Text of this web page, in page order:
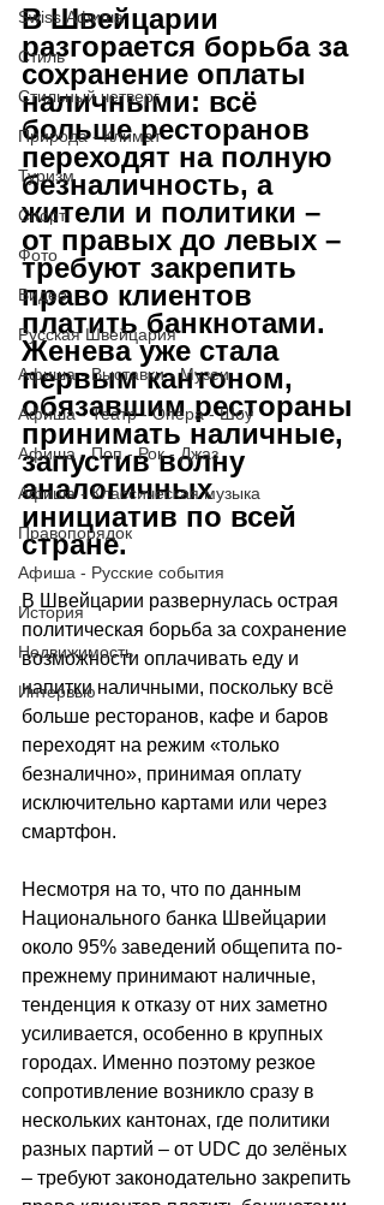
Swiss Афиша
Стиль
Стильный четверг
Природа - Климат
Туризм
Спорт
Фото
Видео
Русская Швейцария
Афиша - Выставки - Музеи
Афиша - Театр - Опера - Шоу
Афиша - Поп - Рок - Джаз
Афиша - Классическая музыка
Правопорядок
Афиша - Русские события
История
Недвижимость
Интервью
В Швейцарии
разгорается борьба за
сохранение оплаты
наличными: всё
больше ресторанов
переходят на полную
безналичность, а
жители и политики –
от правых до левых –
требуют закрепить
право клиентов
платить банкнотами.
Женева уже стала
первым кантоном,
обязавшим рестораны
принимать наличные,
запустив волну
аналогичных
инициатив по всей
стране.
В Швейцарии развернулась острая
политическая борьба за сохранение
возможности оплачивать еду и
напитки наличными, поскольку всё
больше ресторанов, кафе и баров
переходят на режим «только
безналично», принимая оплату
исключительно картами или через
смартфон.
Несмотря на то, что по данным
Национального банка Швейцарии
около 95% заведений общепита по-
прежнему принимают наличные,
тенденция к отказу от них заметно
усиливается, особенно в крупных
городах. Именно поэтому резкое
сопротивление возникло сразу в
нескольких кантонах, где политики
разных партий – от UDC до зелёных
– требуют законодательно закрепить